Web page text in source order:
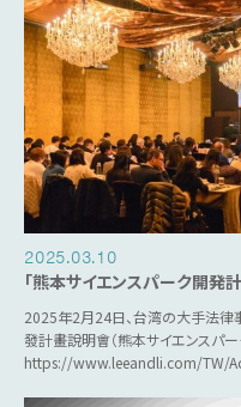
2025.03.10
「熊本サイエンスパーク開発
2025年2月24日、台湾の大手法律
發計畫說明會（熊本サイエンスパー
https://www.leeandli.com/TW/